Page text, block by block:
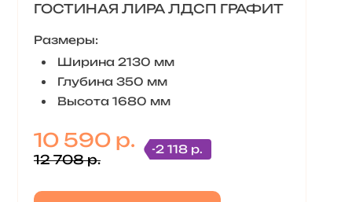
ГОСТИНАЯ ЛИРА ЛДСП ГРАФИТ
Размеры:
Ширина 2130 мм
Глубина 350 мм
Высота 1680 мм
10 590 р.
12 708 р.
-2 118 р.